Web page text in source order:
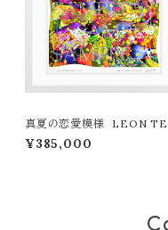
真夏の恋愛模様 LEON
ASHIMA版画作品77作限定（
ンライン限定特典付き作品〉
¥385,000